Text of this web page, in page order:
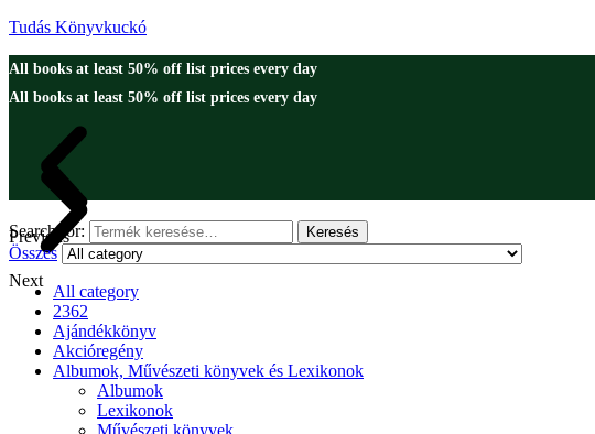
Tudás Könyvkuckó
All books at least 50% off list prices every day
All books at least 50% off list prices every day
Previous
Next
Search for: Keresés
Összes
All category
2362
Ajándékkönyv
Akcióregény
Albumok, Művészeti könyvek és Lexikonok
Albumok
Lexikonok
Művészeti könyvek